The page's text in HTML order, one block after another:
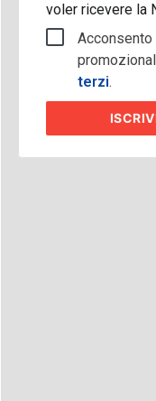
voler ricevere la
terzi.